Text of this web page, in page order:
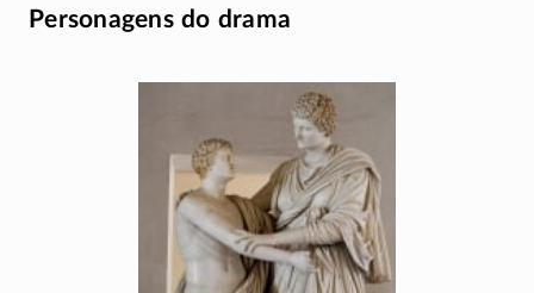
Personagens do drama